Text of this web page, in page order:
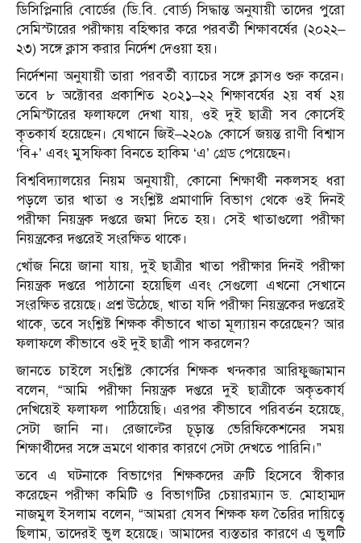
ডিসিপ্লিনারি বোর্ডের (ডি.বি. বোর্ড) সিদ্ধান্ত অনুযায়ী তাদের পুরো
সেমিস্টারের পরীক্ষায় বহিষ্কার করে পরবর্তী শিক্ষাবর্ষের (২০২২–
২৩) সঙ্গে ক্লাস করার নির্দেশ দেওয়া হয়।
নির্দেশনা অনুযায়ী তারা পরবর্তী ব্যাচের সঙ্গে ক্লাসও শুরু করেন।
তবে ৮ অক্টোবর প্রকাশিত ২০২১–২২ শিক্ষাবর্ষের ২য় বর্ষ ২য়
সেমিস্টারের ফলাফলে দেখা যায়, ওই দুই ছাত্রী সব কোর্সেই
কৃতকার্য হয়েছেন। যেখানে জিই–২২০৯ কোর্সে জয়ন্ত রাণী বিশ্বাস
‘বি+’ এবং মুসফিকা বিনতে হাকিম ‘এ’ গ্রেড পেয়েছেন।
বিশ্ববিদ্যালয়ের নিয়ম অনুযায়ী, কোনো শিক্ষার্থী নকলসহ ধরা
পড়লে তার খাতা ও সংশ্লিষ্ট প্রমাণাদি বিভাগ থেকে ওই দিনই
পরীক্ষা নিয়ন্ত্রক দপ্তরে জমা দিতে হয়। সেই খাতাগুলো পরীক্ষা
নিয়ন্ত্রকের দপ্তরেই সংরক্ষিত থাকে।
খোঁজ নিয়ে জানা যায়, দুই ছাত্রীর খাতা পরীক্ষার দিনই পরীক্ষা
নিয়ন্ত্রক দপ্তরে পাঠানো হয়েছিল এবং সেগুলো এখনো সেখানে
সংরক্ষিত রয়েছে। প্রশ্ন উঠেছে, খাতা যদি পরীক্ষা নিয়ন্ত্রকের দপ্তরেই
থাকে, তবে সংশ্লিষ্ট শিক্ষক কীভাবে খাতা মূল্যায়ন করেছেন? আর
ফলাফলে কীভাবে ওই দুই ছাত্রী পাস করলেন?
জানতে চাইলে সংশ্লিষ্ট কোর্সের শিক্ষক খন্দকার আরিফুজ্জামান
বলেন, “আমি পরীক্ষা নিয়ন্ত্রক দপ্তরে দুই ছাত্রীকে অকৃতকার্য
দেখিয়েই ফলাফল পাঠিয়েছি। এরপর কীভাবে পরিবর্তন হয়েছে,
সেটা জানি না। রেজাল্টের চূড়ান্ত ভেরিফিকেশনের সময়
শিক্ষার্থীদের সঙ্গে ভ্রমণে থাকার কারণে সেটা দেখতে পারিনি।”
তবে এ ঘটনাকে বিভাগের শিক্ষকদের ত্রুটি হিসেবে স্বীকার
করেছেন পরীক্ষা কমিটি ও বিভাগটির চেয়ারম্যান ড. মোহাম্মদ
নাজমুল ইসলাম বলেন, “আমরা যেসব শিক্ষক ফল তৈরির দায়িত্বে
ছিলাম, তাদেরই ভুল হয়েছে। আমাদের ব্যস্ততার কারণে এ ভুলটি